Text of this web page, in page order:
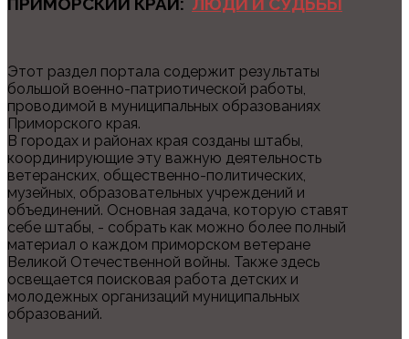
ПРИМОРСКИЙ КРАЙ: ЛЮДИ И СУДЬБЫ
Этот раздел портала содержит результаты
большой военно-патриотической работы,
проводимой в муниципальных образованиях
Приморского края.
В городах и районах края созданы штабы,
координирующие эту важную деятельность
ветеранских, общественно-политических,
музейных, образовательных учреждений и
объединений. Основная задача, которую ставят
себе штабы, - собрать как можно более полный
материал о каждом приморском ветеране
Великой Отечественной войны. Также здесь
освещается поисковая работа детских и
молодежных организаций муниципальных
образований.